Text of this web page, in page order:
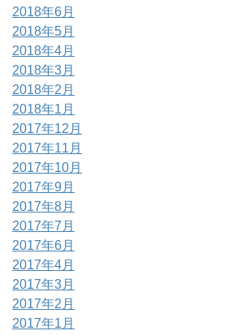
2018年6月
2018年5月
2018年4月
2018年3月
2018年2月
2018年1月
2017年12月
2017年11月
2017年10月
2017年9月
2017年8月
2017年7月
2017年6月
2017年4月
2017年3月
2017年2月
2017年1月